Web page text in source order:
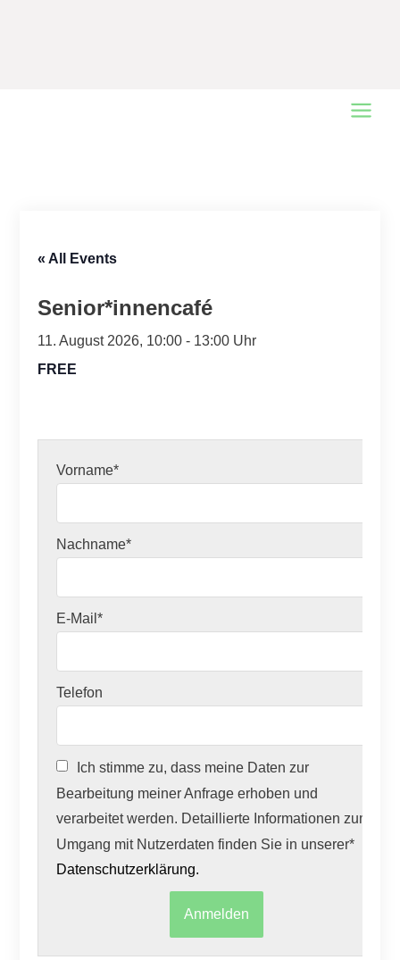
Main
« All Events
Senior*innencafé
11. August 2026, 10:00 - 13:00
FREE
Vorname*
Nachname*
E-Mail*
Telefon
Ich stimme zu, dass meine Daten zur
Bearbeitung meiner Anfrage erhoben und
verarbeitet werden. Detaillierte Informationen zum
Umgang mit Nutzerdaten finden Sie in unserer*
Datenschutzerklärung.